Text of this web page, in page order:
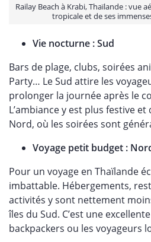
Railay Beach à Krabi, Thaïlande : vue
tropicale et de ses
Vie nocturne : Sud
Bars de plage, clubs, soirées
Party… Le Sud attire les
prolonger la journée après le
L’ambiance y est plus festive
Nord, où les soirées sont
Voyage petit budget :
Pour un voyage en Thaïlande
imbattable. Hébergements,
activités y sont nettement
îles du Sud. C’est une
backpackers ou les voyageurs